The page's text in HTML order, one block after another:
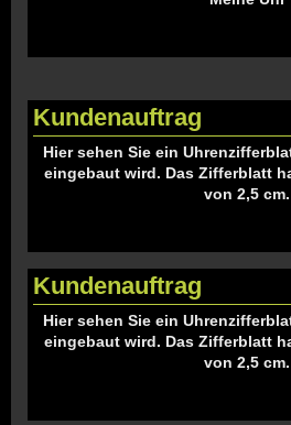
Kundenauftrag
Hier sehen Sie ein
eingebaut wird. Das Zifferblatt
von 2,5 cm.
Kundenauftrag
Hier sehen Sie ein
eingebaut wird. Das Zifferblatt
von 2,5 cm.